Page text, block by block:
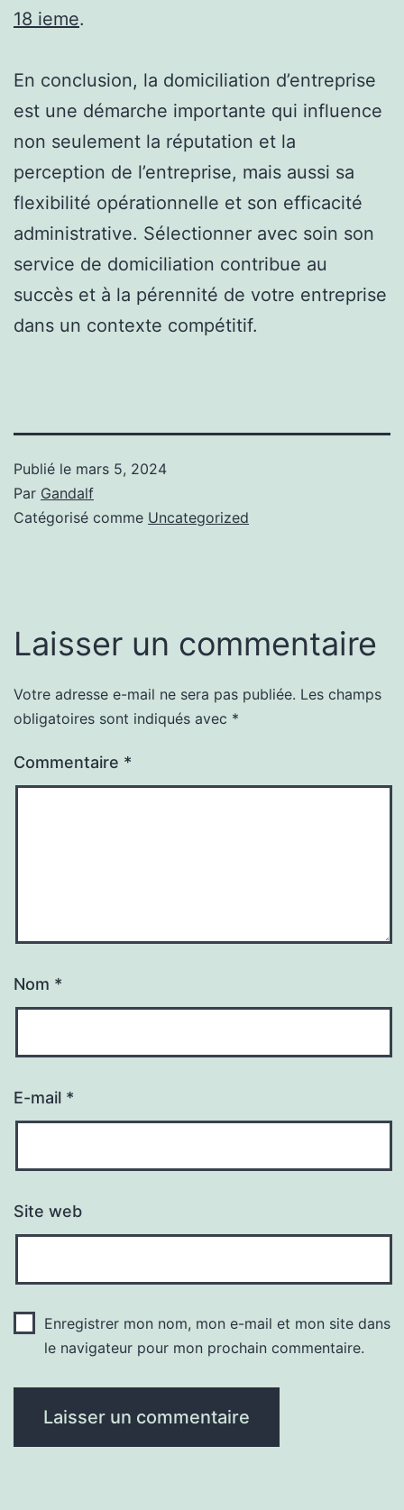
18 ieme.
En conclusion, la domiciliation d’entreprise
est une démarche importante qui influence
non seulement la réputation et la
perception de l’entreprise, mais aussi sa
flexibilité opérationnelle et son efficacité
administrative. Sélectionner avec soin son
service de domiciliation contribue au
succès et à la pérennité de votre entreprise
dans un contexte compétitif.
Publié le mars 5, 2024
Par Gandalf
Catégorisé comme Uncategorized
Laisser un commentaire
Votre adresse e-mail ne sera pas publiée. Les champs
obligatoires sont indiqués avec *
Commentaire *
Nom *
E-mail *
Site web
Enregistrer mon nom, mon e-mail et mon site dans
le navigateur pour mon prochain commentaire.